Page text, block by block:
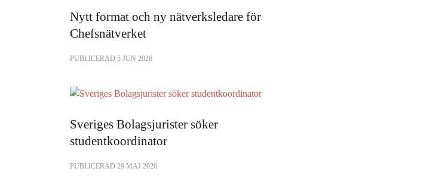
Nytt format och ny nätverksledare för
Chefsnätverket
PUBLICERAD 5 JUN 2026
Sveriges Bolagsjurister söker
studentkoordinator
PUBLICERAD 29 MAJ 2026